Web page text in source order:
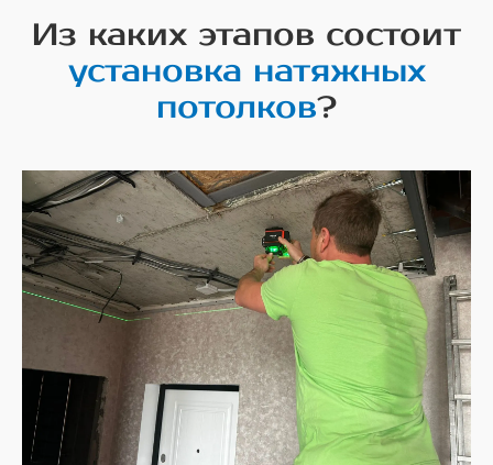
Из каких этапов состоит
установка натяжных
потолков?